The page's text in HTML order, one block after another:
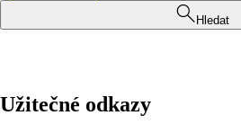
Hledat
Užitečné odkazy